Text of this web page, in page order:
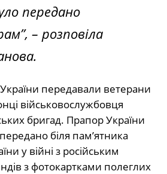
передано
– розповіла
передавали ветерани
військовослужбовця
бригад. Прапор України
біля пам’ятника
у війні з російським
з фотокартками полеглих